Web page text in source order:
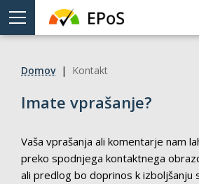
Meni
Domov| Kontakt
Imate vprašanje?
Vaša vprašanja ali komentarje nam
preko spodnjega kontaktnega
ali predlog bo doprinos k izboljšanju